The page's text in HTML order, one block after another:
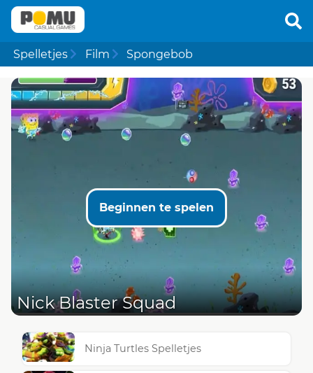
Spelletjes Film Spongebob
Beginnen te spelen
Nick Blaster Squad
Ninja Turtles Spelletjes